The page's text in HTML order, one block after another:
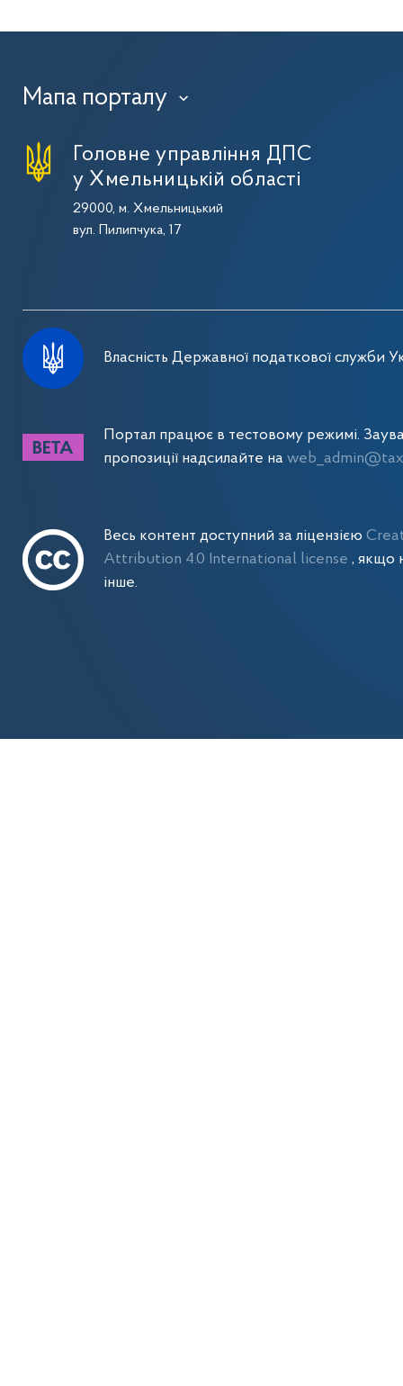
Мапа порталу ›
Головне управління ДПС
у Хмельницькій області
29000, м. Хмельницький
вул. Пилипчука, 17
Власність Державної податкової служби
Портал працює в тестовому режимі.
пропозиції надсилайте на
Весь контент доступний за ліцензією
Attribution 4.0 International license , якщо
інше.